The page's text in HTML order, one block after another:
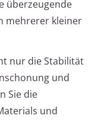
überzeugende
mehrerer kleiner
nur die Stabilität
und
Sie die
und